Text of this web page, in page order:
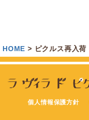
HOME ピクルス再入荷
個人情報保護方針